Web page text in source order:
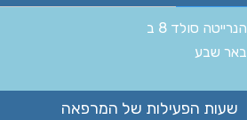
הנרייטה סולד 8 ב‏
‏באר שבע‏
שעות הפעילות של המרפאה